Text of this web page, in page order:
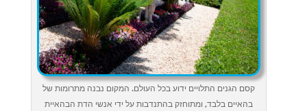
קסם הגנים התלויים ידוע בכל העולם. המקום נבנה מתרומות של
בהאיים בלבד, ומתוחזק בהתנדבות על ידי אנשי הדת הבהאיית